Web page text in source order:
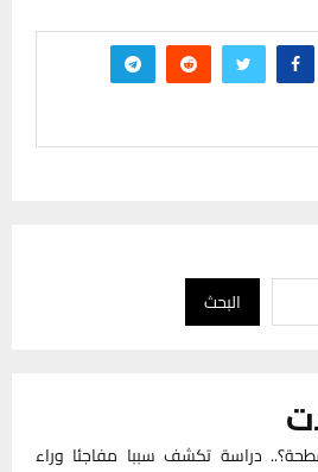
البحث
دراسة تكشف سببا مفاجئا وراء